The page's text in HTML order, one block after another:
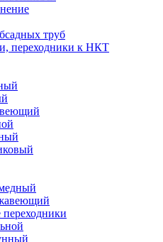
труб
переходники к НКТ